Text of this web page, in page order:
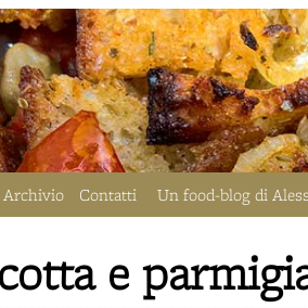
Archivio Contatti Un food-blog di
e